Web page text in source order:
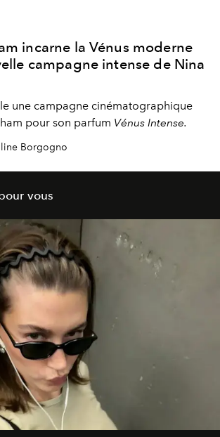
incarne la Vénus moderne
campagne intense de Nina
une campagne cinématographique
pour son parfum Vénus Intense.
Borgogno
vous